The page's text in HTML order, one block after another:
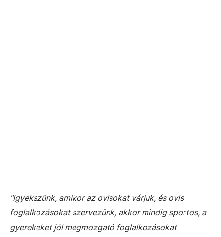
"Igyekszünk, amikor az ovisokat várjuk, és ovis
foglalkozásokat szervezünk, akkor mindig sportos, a
gyerekeket jól megmozgató foglalkozásokat